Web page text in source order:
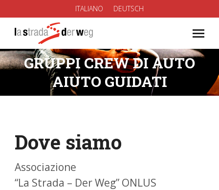
ITALIANO DEUTSCH
GRUPPI CREW DI AUTO
AIUTO GUIDATI
You are here:
Dove siamo
Associazione
“La Strada – Der Weg” ONLUS